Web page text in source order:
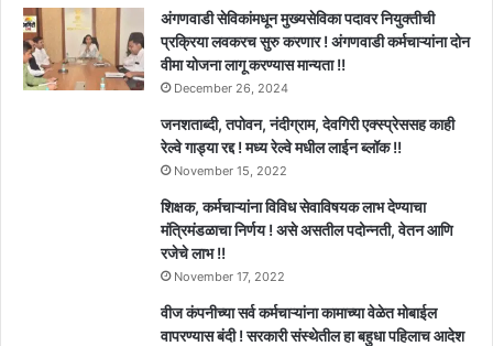
अंगणवाडी सेविकांमधून मुख्यसेविका पदावर नियुक्तीची
प्रक्रिया लवकरच सुरु करणार ! अंगणवाडी कर्मचाऱ्यांना दोन
वीमा योजना लागू करण्यास मान्यता !!
December 26, 2024
जनशताब्दी, तपोवन, नंदीग्राम, देवगिरी एक्स्प्रेससह काही
रेल्वे गाड्या रद्द ! मध्य रेल्वे मधील लाईन ब्लॉक !!
November 15, 2022
शिक्षक, कर्मचाऱ्यांना विविध सेवाविषयक लाभ देण्याचा
मंत्रिमंडळाचा निर्णय ! असे असतील पदोन्नती, वेतन आणि
रजेचे लाभ !!
November 17, 2022
वीज कंपनीच्या सर्व कर्मचाऱ्यांना कामाच्या वेळेत मोबाईल
वापरण्यास बंदी ! सरकारी संस्थेतील हा बहुधा पहिलाच आदेश